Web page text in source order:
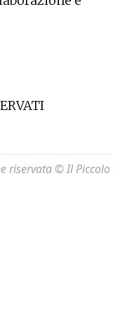
riservata © Il Piccolo